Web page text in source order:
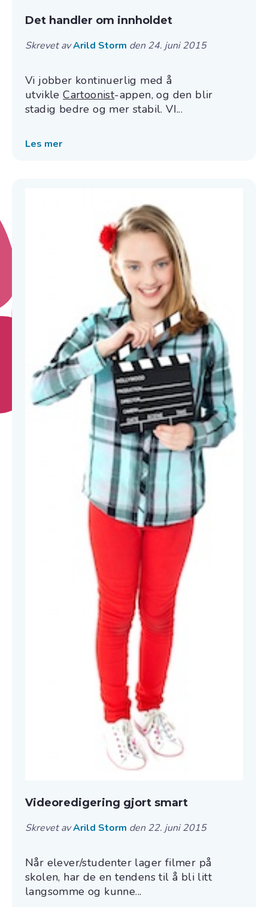
Det handler om innholdet
Skrevet avArild Storm den 24. juni 2015
Vi jobber kontinuerlig med å
utvikleCartoonist-appen, og den blir
stadig bedre og mer stabil. VI...
Les mer
Videoredigering gjort smart
Skrevet avArild Storm den 22. juni 2015
Når elever/studenter lager filmer på
skolen, har de en tendens til å bli litt
langsomme og kunne...